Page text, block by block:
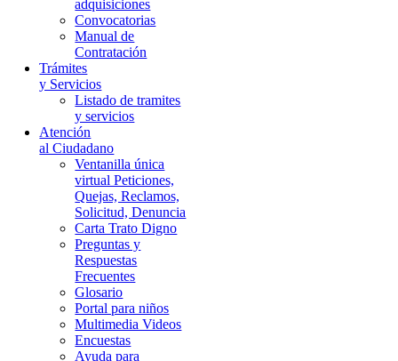
adquisiciones
Convocatorias
Manual de
Contratación
Trámites
y Servicios
Listado de tramites
y servicios
Atención
al Ciudadano
Ventanilla única
virtual Peticiones,
Quejas, Reclamos,
Solicitud, Denuncia
Carta Trato Digno
Preguntas y
Respuestas
Frecuentes
Glosario
Portal para niños
Multimedia Videos
Encuestas
Ayuda para